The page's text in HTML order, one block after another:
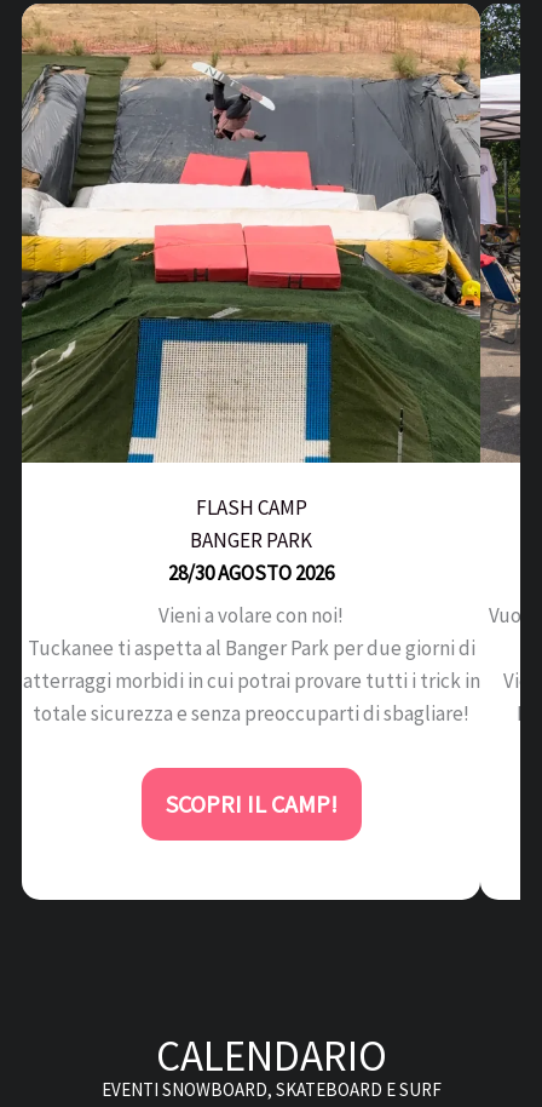
FLASH CAMP
BANGER PARK
28/30 AGOSTO 2026
Vieni a volare con noi!
Tuckanee ti aspetta al Banger Park per due giorni di
atterraggi morbidi in cui potrai provare tutti i trick in
totale sicurezza e senza preoccuparti di sbagliare!
SCOPRI IL CAMP!
Vuoi
CALENDARIO
EVENTI SNOWBOARD, SKATEBOARD E SURF